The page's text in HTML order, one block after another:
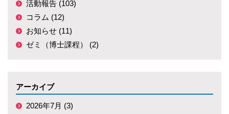
活動報告 (103)
コラム (12)
お知らせ (11)
ゼミ（博士課程） (2)
アーカイブ
2026年7月 (3)